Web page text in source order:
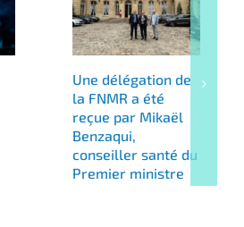
Une délégation de
la FNMR a été
reçue par Mikaël
Benzaqui,
conseiller santé du
Premier ministre